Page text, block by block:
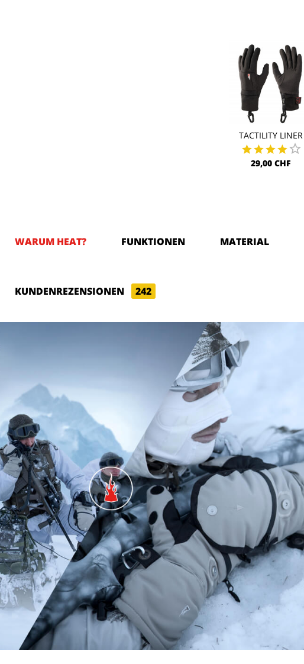
TACTILITY LINER
29,00 CHF
WARUM HEAT? FUNKTIONEN MATERIAL
KUNDENREZENSIONEN 242